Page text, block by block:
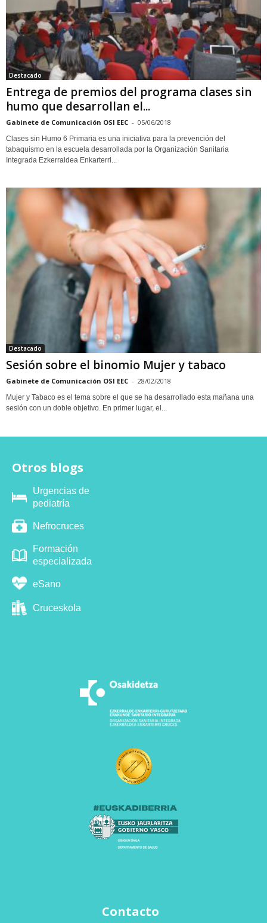
Destacado
Entrega de premios del programa clases sin
humo que desarrollan el...
Gabinete de Comunicación OSI EEC - 05/06/2018
Clases sin Humo 6 Primaria es una iniciativa para la prevención del
tabaquismo en la escuela desarrollada por la Organización Sanitaria
Integrada Ezkerraldea Enkarterri...
Destacado
Sesión sobre el binomio Mujer y tabaco
Gabinete de Comunicación OSI EEC - 28/02/2018
Mujer y Tabaco es el tema sobre el que se ha desarrollado esta mañana una
sesión con un doble objetivo. En primer lugar, el...
Otros blogs
Urgencias de
pediatría
Nefrocruces
Formación
especializada
eSano
Cruceskola
Contacto